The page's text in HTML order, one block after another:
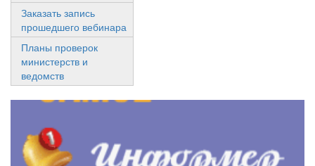
Заказать запись
прошедшего вебинара
Планы проверок
министерств и
ведомств